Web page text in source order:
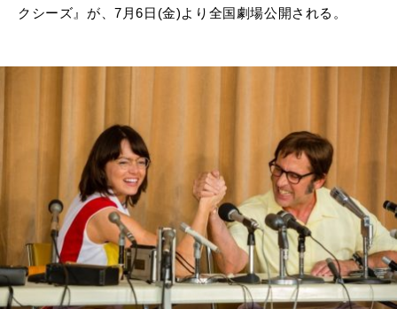
クシーズ』が、7 月6日(金)より全国劇場公開される。